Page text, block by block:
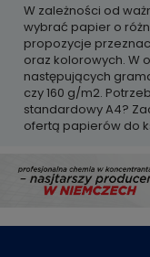
W zależności od
wybrać papier o
propozycje
oraz kolorowych. W
następujących
czy 160 g/m2.
standardowy A4?
ofertą papierów do